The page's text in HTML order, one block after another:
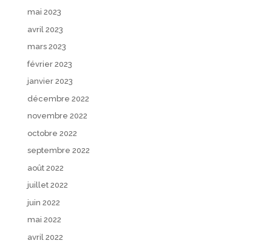
mai 2023
avril 2023
mars 2023
février 2023
janvier 2023
décembre 2022
novembre 2022
octobre 2022
septembre 2022
août 2022
juillet 2022
juin 2022
mai 2022
avril 2022